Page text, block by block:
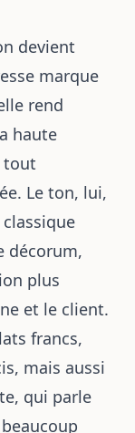
devient
marque
rend
haute
tout
Le ton, lui,
décorum,
plus
et le client.
francs,
mais aussi
qui parle